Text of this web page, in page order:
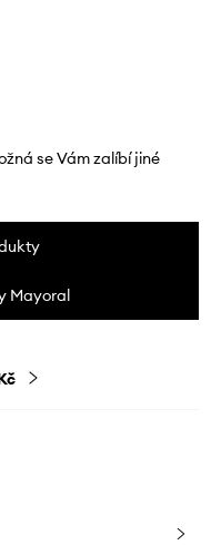
se Vám zalíbí jiné
Mayoral